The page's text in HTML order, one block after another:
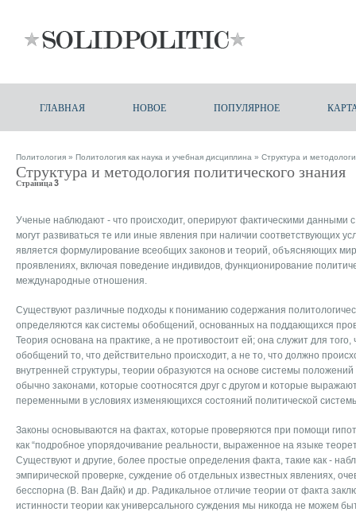
ГЛАВНАЯ НОВОЕ ПОПУЛЯРНОЕ
Политология » Политология как наука и учебная дисциплина » Структура и
Структура и методология политического знания
Страница 3
Ученые наблюдают - что происходит, оперируют фактическими данными
могут развиваться те или иные явления при наличии соответствующих
является формулирование всеобщих законов и теорий, объясняющих мир
проявлениях, включая поведение индивидов, функционирование
международные отношения.
Существуют различные подходы к пониманию содержания
определяются как системы обобщений, основанных на поддающихся
Теория основана на практике, а не противостоит ей; она служит для
обобщений то, что действительно происходит, а не то, что должно
внутренней структуры, теории образуются на основе системы
обычно законами, которые соотносятся друг с другом и которые
переменными в условиях изменяющихся состояний политической
Законы основываются на фактах, которые проверяются при помощи
как “подробное упорядочивание реальности, выраженное на языке
Существуют и другие, более простые определения факта, такие как -
эмпирической проверке, суждение об отдельных известных явлениях,
бесспорна (В. Ван Дайк) и др. Радикальное отличие теории от факта
истинности теории как универсального суждения мы никогда не можем